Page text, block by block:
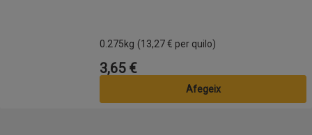
0.275kg (13,27 € per quilo)
Preu
3,65 €
Afegeix